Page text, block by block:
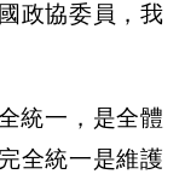
政協委員，我
統一，是全體
全統一是維護